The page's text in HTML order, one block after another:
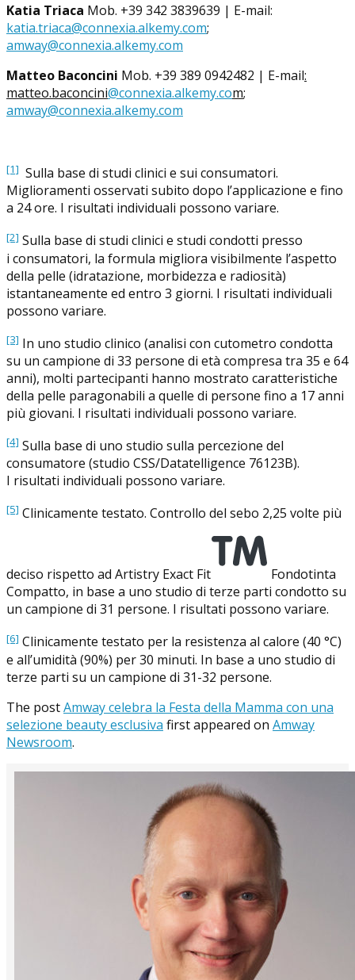
Katia Triaca Mob. +39 342 3839639 | E-mail:
katia.triaca@connexia.alkemy.com;
amway@connexia.alkemy.com
Matteo Baconcini Mob. +39 389 0942482 | E-mail:
matteo.baconcini@connexia.alkemy.com;
amway@connexia.alkemy.com
[1] Sulla base di studi clinici e sui consumatori.
Miglioramenti osservati subito dopo l’applicazione e fino
a 24 ore. I risultati individuali possono variare.
[2] Sulla base di studi clinici e studi condotti presso
i consumatori, la formula migliora visibilmente l’aspetto
della pelle (idratazione, morbidezza e radiosità)
istantaneamente ed entro 3 giorni. I risultati individuali
possono variare.
[3] In uno studio clinico (analisi con cutometro condotta
su un campione di 33 persone di età compresa tra 35 e 64
anni), molti partecipanti hanno mostrato caratteristiche
della pelle paragonabili a quelle di persone fino a 17 anni
più giovani. I risultati individuali possono variare.
[4] Sulla base di uno studio sulla percezione del
consumatore (studio CSS/Datatelligence 76123B).
I risultati individuali possono variare.
[5] Clinicamente testato. Controllo del sebo 2,25 volte più
deciso rispetto ad Artistry Exact Fit
Fondotinta
Compatto, in base a uno studio di terze parti condotto su
un campione di 31 persone. I risultati possono variare.
[6] Clinicamente testato per la resistenza al calore (40 °C)
e all’umidità (90%) per 30 minuti. In base a uno studio di
terze parti su un campione di 31-32 persone.
The postAmway celebra la Festa della Mamma con una
selezione beauty esclusiva first appeared on Amway
Newsroom.